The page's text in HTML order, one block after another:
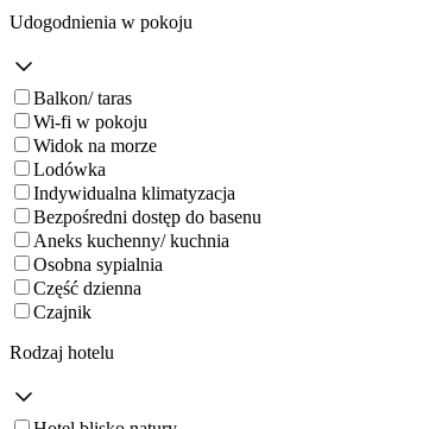
Udogodnienia w pokoju
Balkon/ taras
Wi-fi w pokoju
Widok na morze
Lodówka
Indywidualna klimatyzacja
Bezpośredni dostęp do basenu
Aneks kuchenny/ kuchnia
Osobna sypialnia
Część dzienna
Czajnik
Rodzaj hotelu